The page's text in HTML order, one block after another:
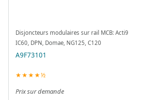
Disjoncteurs modulaires sur rail MCB: Acti9
IC60, DPN, Domae, NG125, C120
A9F73101
★★★★½
Prix sur demande